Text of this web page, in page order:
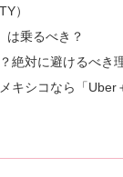
）
は乗るべき？
絶対に避けるべき
キシコなら「Uber